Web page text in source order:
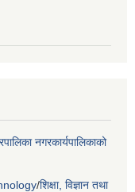
नगरकार्यपालिकाको
/शिक्षा, विज्ञान तथा